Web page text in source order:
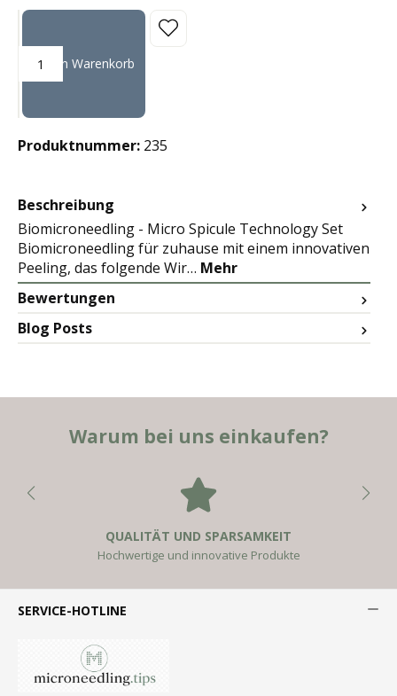
Produkt Anzahl: Gib den gewünschten Wert ein oder benutze die
In den Warenkorb
Produktnummer: 235
Beschreibung
Biomicroneedling - Micro Spicule Technology Set
Biomicroneedling für zuhause mit einem innovativen
Peeling, das folgende Wir… Mehr
Bewertungen
Blog Posts
Warum bei uns einkaufen?
QUALITÄT UND SPARSAMKEIT
Hochwertige und innovative Produkte
SERVICE-HOTLINE